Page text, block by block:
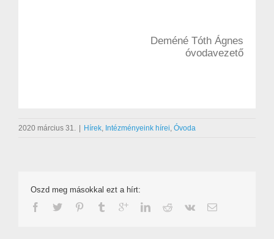
Deméné Tóth Ágnes
óvodavezető
2020 március 31. Hírek, Intézményeink hírei, Óvoda
Oszd meg másokkal ezt a hírt: